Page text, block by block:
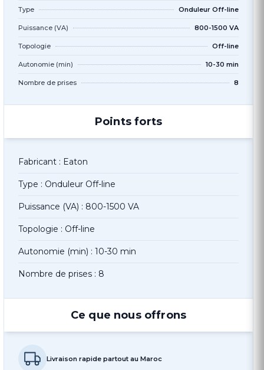
Type Onduleur Off-line
Puissance (VA) 800-1500 VA
Topologie Off-line
Autonomie (min) 10-30 min
Nombre de prises 8
Points forts
Fabricant : Eaton
Type : Onduleur Off-line
Puissance (VA) : 800-1500 VA
Topologie : Off-line
Autonomie (min) : 10-30 min
Nombre de prises : 8
Ce que nous offrons
Livraison rapide partout au Maroc